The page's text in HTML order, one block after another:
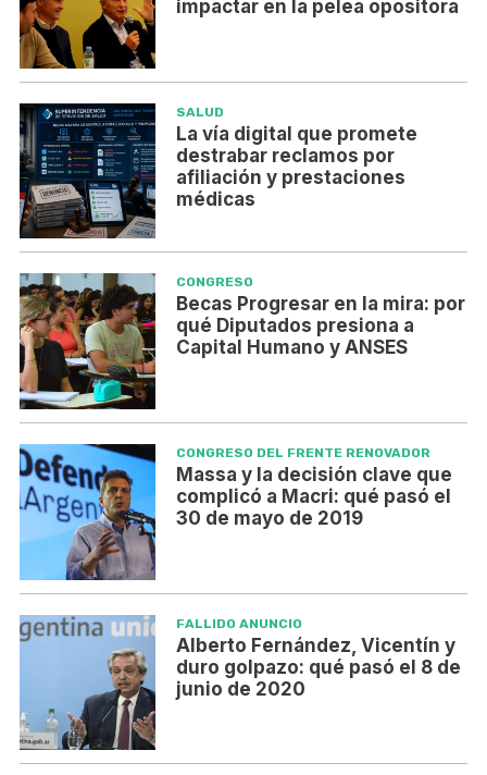
impactar en la pelea opositora
SALUD
La vía digital que promete
destrabar reclamos por
afiliación y prestaciones
médicas
CONGRESO
Becas Progresar en la mira: por
qué Diputados presiona a
Capital Humano y ANSES
CONGRESO DEL FRENTE RENOVADOR
Massa y la decisión clave que
complicó a Macri: qué pasó el
30 de mayo de 2019
FALLIDO ANUNCIO
Alberto Fernández, Vicentín y
duro golpazo: qué pasó el 8 de
junio de 2020